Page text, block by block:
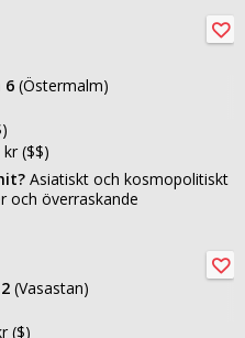
6 (Östermalm)
($$)
Asiatiskt och kosmopolitiskt
och överraskande
(Vasastan)
($)